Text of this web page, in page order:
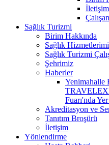
İletişim
Sağlık Turizmi
Birim Hakkında
Sağlık
Sağlık Turizmi
Şehrimiz
Haberler
Yenimahalle
Fuarı'nda
Akreditasyon ve
Tanıtım Broşürü
İletişim
Yönlendirme